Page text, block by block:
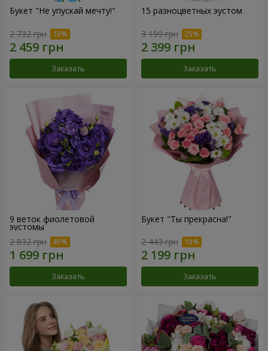
Букет "Не упускай мечту!"
2 732 грн
Заказать
15 разноцветных эустом
3 199 грн
Заказать
9 веток фиолетовой
эустомы
2 832 грн
Заказать
Букет "Ты прекрасна!"
2 443 грн
Заказать